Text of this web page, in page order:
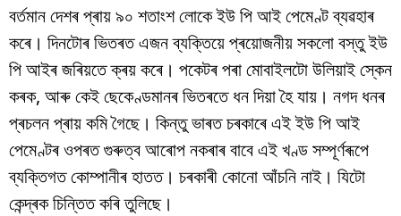
খেল
জীৱনশৈলী
বিশ্ব
প্ৰযুক্তি
Videos
বৰ্তমান দেশৰ প্ৰায় ৯০ শতাংশ লোকে ইউ পি আই পেমেণ্ট ব্যৱহাৰ
কৰে। দিনটোৰ ভিতৰত এজন ব্যক্তিয়ে প্ৰয়োজনীয় সকলো বস্তু ইউ
পি আইৰ জৰিয়তে ক্ৰয় কৰে। পকেটৰ পৰা মোবাইলটো উলিয়াই স্কেন
কৰক, আৰু কেই ছেকেণ্ডমানৰ ভিতৰতে ধন দিয়া হৈ যায়। নগদ ধনৰ
প্ৰচলন প্ৰায় কমি গৈছে। কিন্তু ভাৰত চৰকাৰে এই ইউ পি আই
পেমেণ্টৰ ওপৰত গুৰুত্ব আৰোপ নকৰাৰ বাবে এই খণ্ড সম্পূৰ্ণৰূপে
ব্যক্তিগত কোম্পানীৰ হাতত। চৰকাৰী কোনো আঁচনি নাই। যিটো
কেন্দ্ৰক চিন্তিত কৰি তুলিছে।